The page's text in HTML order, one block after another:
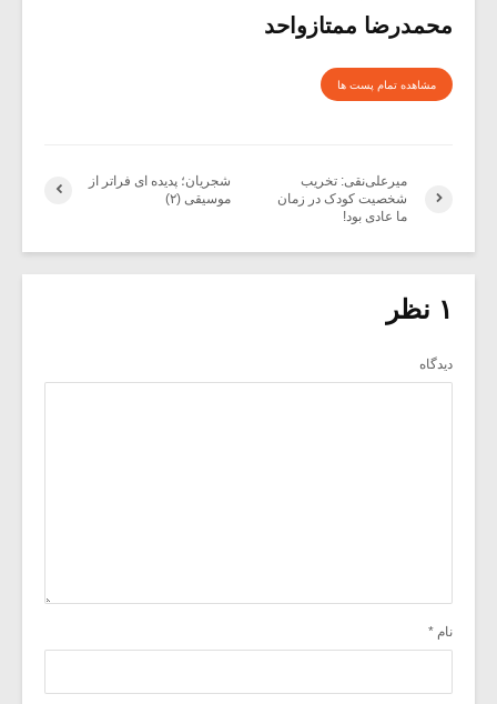
محمدرضا ممتازواحد
مشاهده تمام پست ها
شجریان؛ پدیده ای فراتر از
موسیقی (۲)
میرعلی‌نقی: تخریب
شخصیت کودک در زمان
ما عادی بود!
۱ نظر
دیدگاه
نام *